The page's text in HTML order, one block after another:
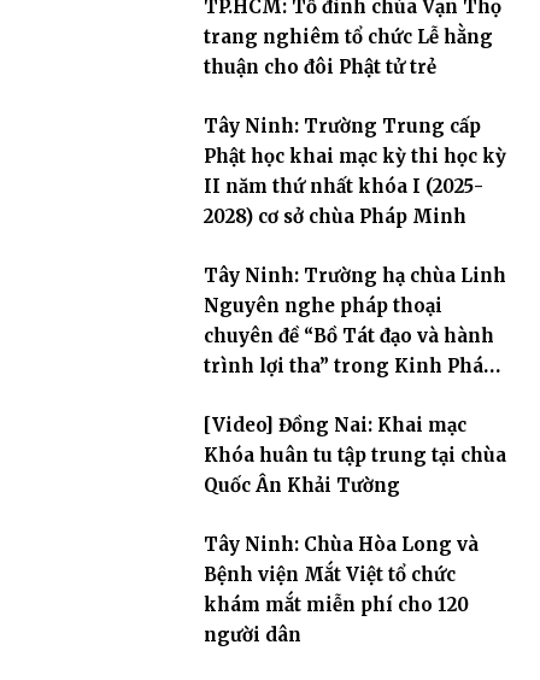
TP.HCM: Tổ đình chùa Vạn Thọ
trang nghiêm tổ chức Lễ hằng
thuận cho đôi Phật tử trẻ
Tây Ninh: Trường Trung cấp
Phật học khai mạc kỳ thi học kỳ
II năm thứ nhất khóa I (2025-
2028) cơ sở chùa Pháp Minh
Tây Ninh: Trường hạ chùa Linh
Nguyên nghe pháp thoại
chuyên đề “Bồ Tát đạo và hành
trình lợi tha” trong Kinh Pháp
[Video] Đồng Nai: Khai mạc
Khóa huân tu tập trung tại chùa
Quốc Ân Khải Tường
Tây Ninh: Chùa Hòa Long và
Bệnh viện Mắt Việt tổ chức
khám mắt miễn phí cho 120
người dân